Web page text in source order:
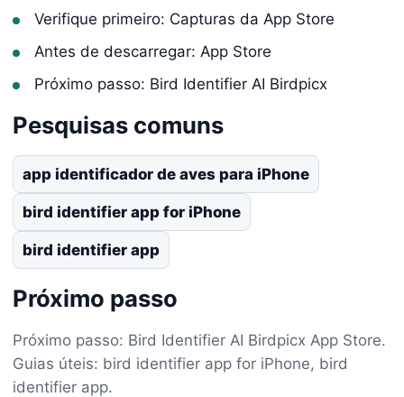
Verifique primeiro: Capturas da App Store
Antes de descarregar: App Store
Próximo passo: Bird Identifier AI Birdpicx
Pesquisas comuns
app identificador de aves para iPhone
bird identifier app for iPhone
bird identifier app
Próximo passo
Próximo passo: Bird Identifier AI Birdpicx App Store.
Guias úteis: bird identifier app for iPhone, bird
identifier app.